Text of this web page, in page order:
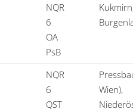
NQR
6
OA
PsB
NQR
6
QST
Wien),